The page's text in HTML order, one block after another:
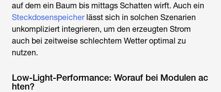
auf dem ein Baum bis mittags Schatten wirft. Auch ein
Steckdosenspeicherlässt sich in solchen Szenarien
unkompliziert integrieren, um den erzeugten Strom
auch bei zeitweise schlechtem Wetter optimal zu
nutzen.
Low-Light-Performance: Worauf bei Modulen ac
hten?